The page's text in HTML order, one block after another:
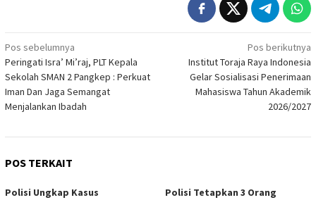
Navigasi
pos
Pos sebelumnya
Peringati Isra’ Mi’raj, PLT Kepala
Sekolah SMAN 2 Pangkep : Perkuat
Iman Dan Jaga Semangat
Menjalankan Ibadah
Pos berikutnya
Institut Toraja Raya Indonesia
Gelar Sosialisasi Penerimaan
Mahasiswa Tahun Akademik
2026/2027
POS TERKAIT
Polisi Ungkap Kasus
Polisi Tetapkan 3 Orang